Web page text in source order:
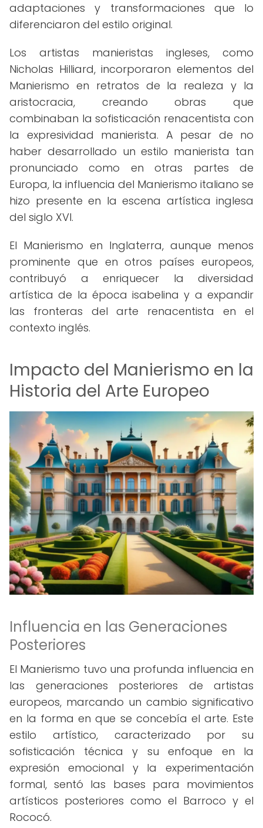
adaptaciones y transformaciones que lo
diferenciaron del estilo original.
Los artistas manieristas ingleses, como
Nicholas Hilliard, incorporaron elementos del
Manierismo en retratos de la realeza y la
aristocracia, creando obras que
combinaban la sofisticación renacentista con
la expresividad manierista. A pesar de no
haber desarrollado un estilo manierista tan
pronunciado como en otras partes de
Europa, la influencia del Manierismo italiano se
hizo presente en la escena artística inglesa
del siglo XVI.
El Manierismo en Inglaterra, aunque menos
prominente que en otros países europeos,
contribuyó a enriquecer la diversidad
artística de la época isabelina y a expandir
las fronteras del arte renacentista en el
contexto inglés.
Impacto del Manierismo en la
Historia del Arte Europeo
Influencia en las Generaciones
Posteriores
El Manierismo tuvo una profunda influencia en
las generaciones posteriores de artistas
europeos, marcando un cambio significativo
en la forma en que se concebía el arte. Este
estilo artístico, caracterizado por su
sofisticación técnica y su enfoque en la
expresión emocional y la experimentación
formal, sentó las bases para movimientos
artísticos posteriores como el Barroco y el
Rococó.